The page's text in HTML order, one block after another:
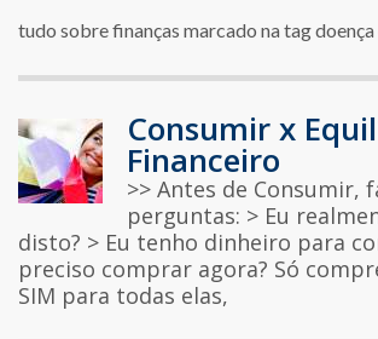
tudo sobre finanças marcado na tag
Consumir x
Financeiro
>> Antes de Consumir,
perguntas: > Eu
disto? > Eu tenho dinheiro para
preciso comprar agora? Só
SIM para todas elas,